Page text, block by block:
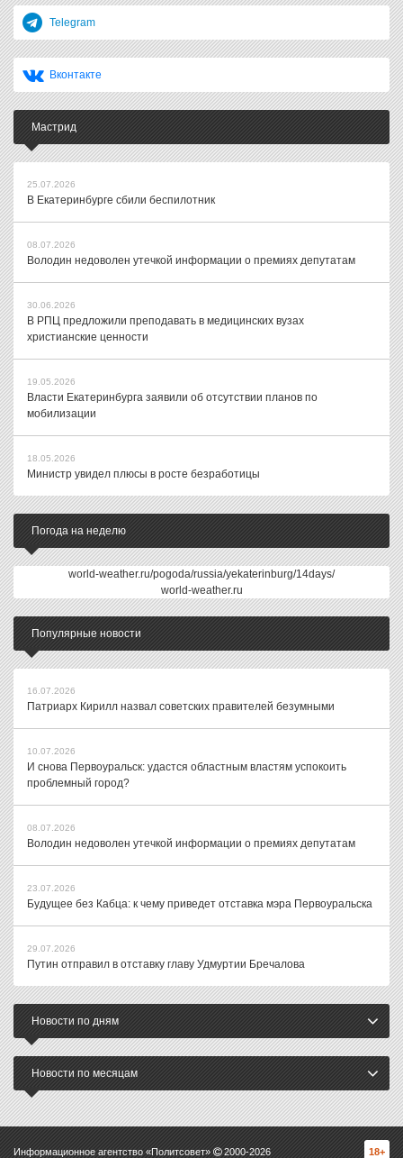
Telegram
Вконтакте
Мастрид
25.07.2026
В Екатеринбурге сбили беспилотник
08.07.2026
Володин недоволен утечкой информации о премиях депутатам
30.06.2026
В РПЦ предложили преподавать в медицинских вузах
христианские ценности
19.05.2026
Власти Екатеринбурга заявили об отсутствии планов по
мобилизации
18.05.2026
Министр увидел плюсы в росте безработицы
Погода на неделю
world-weather.ru/pogoda/russia/yekaterinburg/14days/
world-weather.ru
Популярные новости
16.07.2026
Патриарх Кирилл назвал советских правителей безумными
10.07.2026
И снова Первоуральск: удастся областным властям успокоить
проблемный город?
08.07.2026
Володин недоволен утечкой информации о премиях депутатам
23.07.2026
Будущее без Кабца: к чему приведет отставка мэра Первоуральска
29.07.2026
Путин отправил в отставку главу Удмуртии Бречалова
Новости по дням
Новости по месяцам
Информационное агентство «Политсовет» 2000-2026 18+